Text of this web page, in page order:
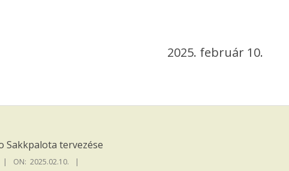
2025. február 10.
Sakkpalota tervezése
ON: 2025.02.10.